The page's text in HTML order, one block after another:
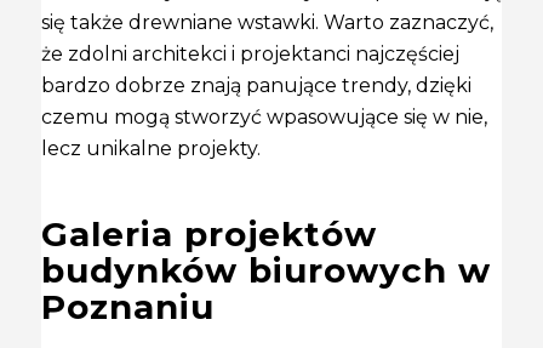
się także drewniane wstawki. Warto zaznaczyć,
że zdolni architekci i projektanci najczęściej
bardzo dobrze znają panujące trendy, dzięki
czemu mogą stworzyć wpasowujące się w nie,
lecz unikalne projekty.
Galeria projektów
budynków biurowych w
Poznaniu